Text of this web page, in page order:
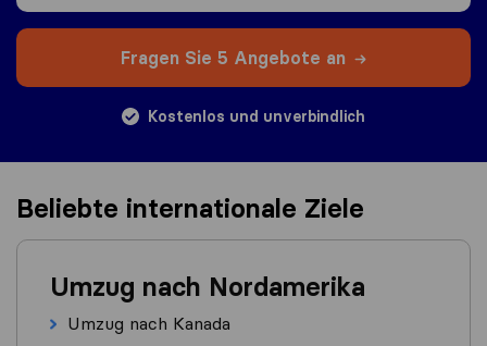
Fragen Sie 5 Angebote an
Kostenlos und unverbindlich
Beliebte internationale Ziele
Umzug nach Nordamerika
Umzug nach Kanada